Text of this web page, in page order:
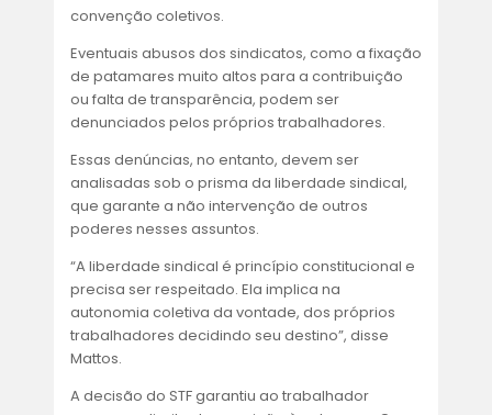
convenção coletivos.
Eventuais abusos dos sindicatos, como a fixação
de patamares muito altos para a contribuição
ou falta de transparência, podem ser
denunciados pelos próprios trabalhadores.
Essas denúncias, no entanto, devem ser
analisadas sob o prisma da liberdade sindical,
que garante a não intervenção de outros
poderes nesses assuntos.
“A liberdade sindical é princípio constitucional e
precisa ser respeitado. Ela implica na
autonomia coletiva da vontade, dos próprios
trabalhadores decidindo seu destino”, disse
Mattos.
A decisão do STF garantiu ao trabalhador